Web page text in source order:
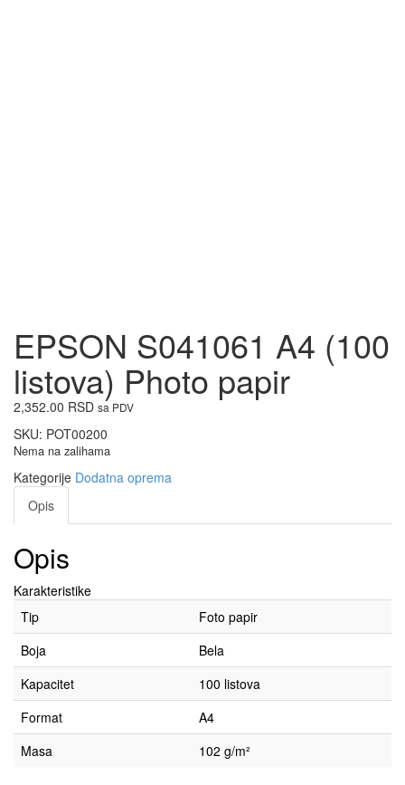
EPSON S041061 A4 (100
listova) Photo papir
2,352.00 RSD sa PDV
SKU: POT00200
Nema na zalihama
Kategorije Dodatna oprema
Opis
Opis
Karakteristike
Tip
Foto papir
Boja
Bela
Kapacitet
100 listova
Format
A4
Masa
102 g/m²